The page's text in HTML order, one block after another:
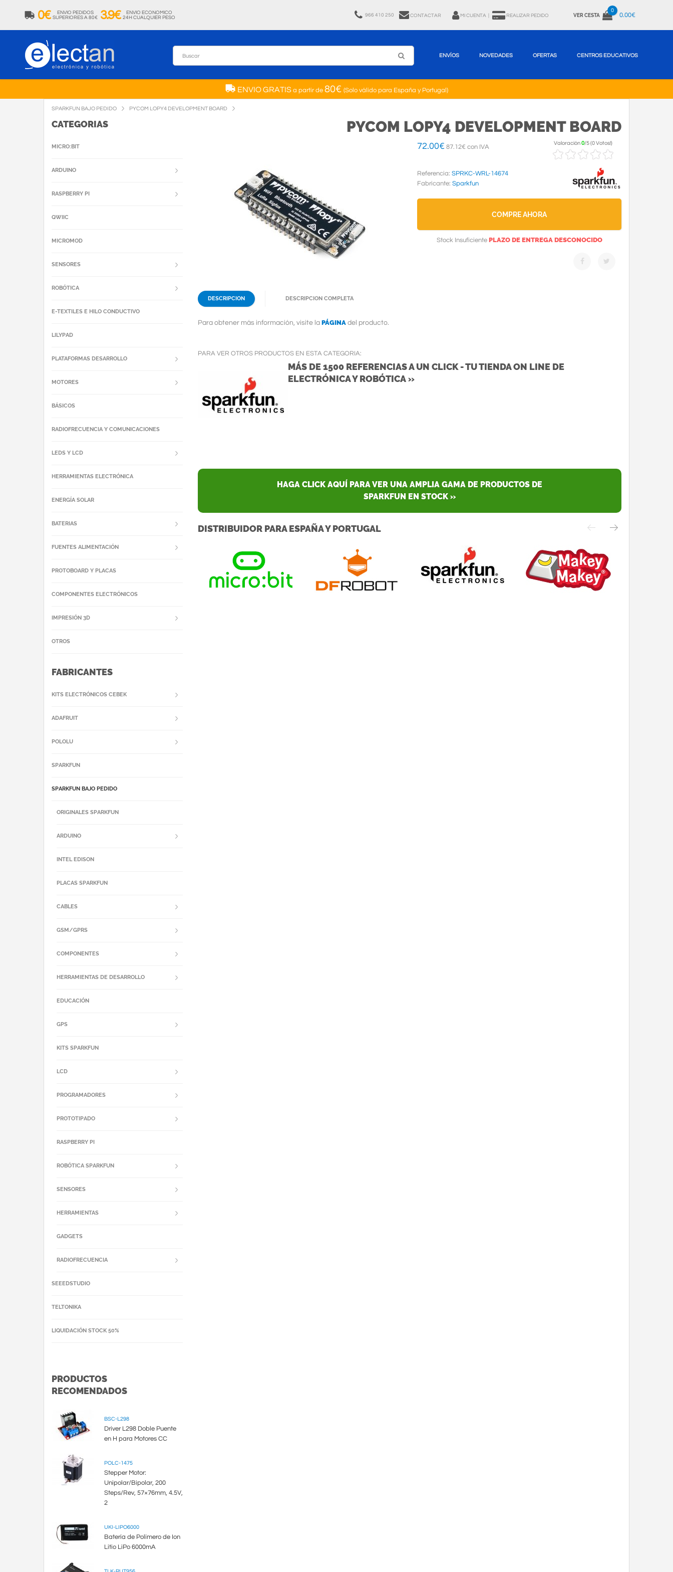
0€
ENVIO PEDIDOS
SUPERIORES A 80€ 3.9€
ENVIO ECONOMICO
24H CUALQUIER PESO
966 410 250 CONTACTAR MI CUENTA REALIZAR PEDIDO VER CESTA
0
0.00€
ENVÍOS NOVEDADES OFERTAS CENTROS EDUCATIVOS
ENVIO GRATISa partir de 80€ (Solo válido para España y Portugal)
SPARKFUN BAJO PEDIDO PYCOM LOPY4 DEVELOPMENT BOARD
PYCOM LOPY4 DEVELOPMENT BOARD
72.00€ 87.12€ con IVA
Valoración0/5(0 Votos!)
Referencia: SPRKC-WRL-14674
Fabricante: Sparkfun
COMPRE AHORA
Stock Insuficiente PLAZO DE ENTREGA DESCONOCIDO
DESCRIPCION DESCRIPCION COMPLETA
Para obtener más información, visite la PÁGINA del producto.
PARA VER OTROS PRODUCTOS EN ESTA CATEGORIA:
MÁS DE 1500 REFERENCIAS A UN CLICK - TU TIENDA ON LINE DE
ELECTRÓNICA Y ROBÓTICA »
HAGA CLICK AQUÍ PARA VER UNA AMPLIA GAMA DE PRODUCTOS DE
SPARKFUN EN STOCK »
DISTRIBUIDOR PARA ESPAÑA Y PORTUGAL
CATEGORIAS
MICRO:BIT
ARDUINO
RASPBERRY PI
QWIIC
MICROMOD
SENSORES
ROBÓTICA
E-TEXTILES E HILO CONDUCTIVO
LILYPAD
PLATAFORMAS DESARROLLO
MOTORES
BÁSICOS
RADIOFRECUENCIA Y COMUNICACIONES
LEDS Y LCD
HERRAMIENTAS ELECTRÓNICA
ENERGÍA SOLAR
BATERIAS
FUENTES ALIMENTACIÓN
PROTOBOARD Y PLACAS
COMPONENTES ELECTRÓNICOS
IMPRESIÓN 3D
OTROS
FABRICANTES
KITS ELECTRÓNICOS CEBEK
ADAFRUIT
POLOLU
SPARKFUN
SPARKFUN BAJO PEDIDO
ORIGINALES SPARKFUN
ARDUINO
INTEL EDISON
PLACAS SPARKFUN
CABLES
GSM/GPRS
COMPONENTES
HERRAMIENTAS DE DESARROLLO
EDUCACIÓN
GPS
KITS SPARKFUN
LCD
PROGRAMADORES
PROTOTIPADO
RASPBERRY PI
ROBÓTICA SPARKFUN
SENSORES
HERRAMIENTAS
GADGETS
RADIOFRECUENCIA
SEEEDSTUDIO
TELTONIKA
LIQUIDACIÓN STOCK 50%
PRODUCTOS
RECOMENDADOS
BSC-L298
Driver L298 Doble Puente
en H para Motores CC
POLC-1475
Stepper Motor:
Unipolar/Bipolar, 200
Steps/Rev, 57×76mm, 4.5V,
2
UKI-LIPO6000
Batería de Polímero de Ion
Litio LiPo 6000mA